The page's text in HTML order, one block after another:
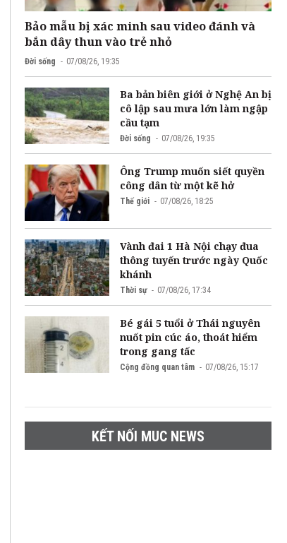
Bảo mẫu bị xác minh sau video đánh và
bắn dây thun vào trẻ nhỏ
Đời sống 07/08/26, 19:35
Ba bản biên giới ở Nghệ An bị
cô lập sau mưa lớn làm ngập
cầu tạm
Đời sống 07/08/26, 19:35
Ông Trump muốn siết quyền
công dân từ một kẽ hở
Thế giới 07/08/26, 18:25
Vành đai 1 Hà Nội chạy đua
thông tuyến trước ngày Quốc
khánh
Thời sự 07/08/26, 17:34
Bé gái 5 tuổi ở Thái nguyên
nuốt pin cúc áo, thoát hiểm
trong gang tấc
Cộng đồng quan tâm 07/08/26, 15:17
KẾT NỐI MUC NEWS